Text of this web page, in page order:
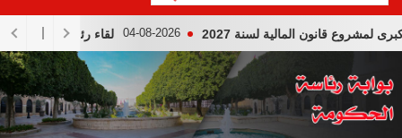
قانون المالية لسنة 2027 04-08-2026 لقاء رئيس الجمهوريّة قيس